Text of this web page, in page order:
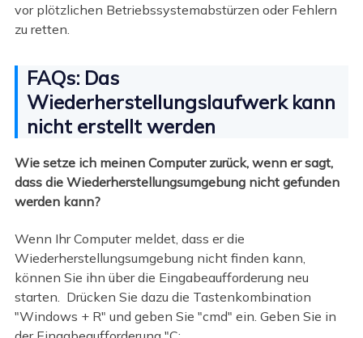
vor plötzlichen Betriebssystemabstürzen oder Fehlern
zu retten.
FAQs: Das
Wiederherstellungslaufwerk kann
nicht erstellt werden
Wie setze ich meinen Computer zurück, wenn er sagt,
dass die Wiederherstellungsumgebung nicht gefunden
werden kann?
Wenn Ihr Computer meldet, dass er die
Wiederherstellungsumgebung nicht finden kann,
können Sie ihn über die Eingabeaufforderung neu
starten. Drücken Sie dazu die Tastenkombination
"Windows + R" und geben Sie "cmd" ein. Geben Sie in